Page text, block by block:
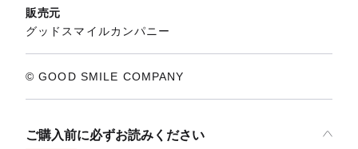
販売元
グッドスマイルカンパニー
© GOOD SMILE COMPANY
ご購入前に必ずお読みください